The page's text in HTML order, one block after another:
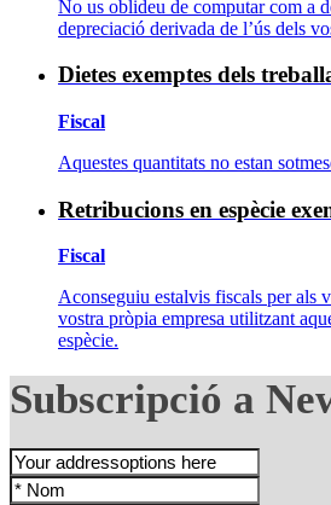
No us oblideu de computar com a
depreciació derivada de l’ús dels
Dietes exemptes dels
Fiscal
Aquestes quantitats no estan
Retribucions en espècie
Fiscal
Aconseguiu estalvis fiscals per als
vostra pròpia empresa utilitzant
espècie.
Subscripció a